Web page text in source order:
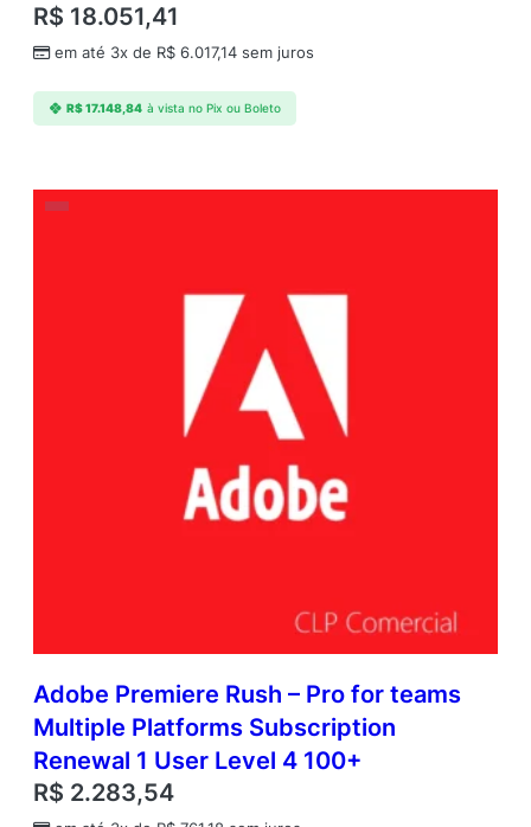
R$ 18.051,41
em até 3x de R$ 6.017,14 sem juros
R$17.148,84 à vista no Pix ou Boleto
Adobe Premiere Rush – Pro for teams
Multiple Platforms Subscription
Renewal 1 User Level 4 100+
R$ 2.283,54